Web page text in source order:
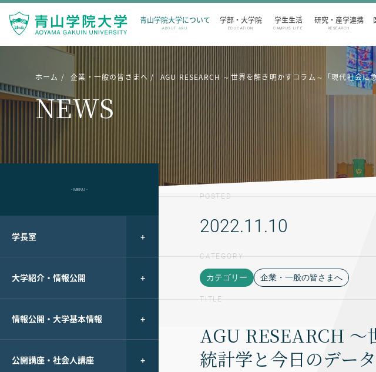
青山学院大学について
ABOUT AGU
学部・大学院
EDUCATION
学生生活
CAMPUS LIFE
研究・産学連携
RESEARCH
ホーム 企業・一般の皆さまへ AGU RESEARCH ～世界を解き明かすコラム～「現代社会
NEWS
- MENU -
学長室
大学紹介・情報公開
情報公開・大学基本情報
公開講座・社会人講座
POSTED
2022.11.10
CATEGORY
カテゴリー 企業・一般の皆さまへ
TITLE
AGU RESEARCH ～
統計学と今日のデー